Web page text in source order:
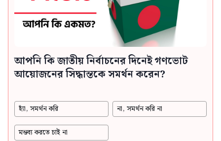
আপনি কি জাতীয় নির্বাচনের দিনেই গণভোট
আয়োজনের সিদ্ধান্তকে সমর্থন করেন?
হ্যাঁ, সমর্থন করি না, সমর্থন করি না
মন্তব্য করতে চাই না